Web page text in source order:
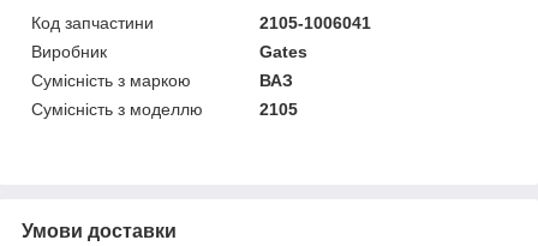
Код запчастини
2105-1006041
Виробник
Gates
Сумісність з маркою
ВАЗ
Сумісність з моделлю
2105
Умови доставки